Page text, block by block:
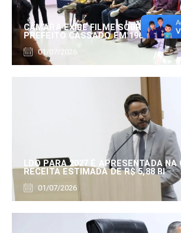
CÂMARA EXIBE FILME SOBRE
PREFEITO CASSADO EM 1960
01/07/2026
LDO PARA 2027 É APRESENTADA NA
RECEITA ESTIMADA DE R$ 5,88 BI
01/07/2026